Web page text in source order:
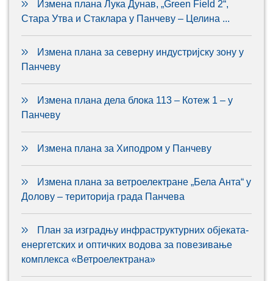
Измена плана Лука Дунав, „Green Field 2“,
Стара Утва и Стаклара у Панчеву – Целина ...
Измена плана за северну индустријску зону у
Панчеву
Измена плана дела блока 113 – Котеж 1 – у
Панчеву
Измена плана за Хиподром у Панчеву
Измена плана за ветроелектране „Бела Анта“ у
Долову – територија града Панчева
План за изградњу инфраструктурних објеката-
енергетских и оптичких водова за повезивање
комплекса «Ветроелектрана»